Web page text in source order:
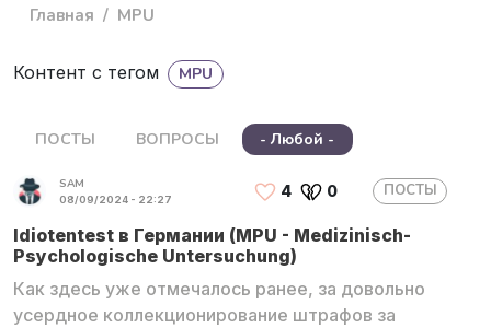
Главная MPU
Контент с тегом MPU
ПОСТЫ ВОПРОСЫ - Любой -
SAM
08/09/2024 - 22:27 4 0 ПОСТЫ
Idiotentest в Германии (MPU - Medizinisch-
Psychologische Untersuchung)
Как здесь уже отмечалось ранее, за довольно
усердное коллекционирование штрафов за